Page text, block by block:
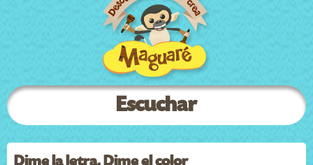
Escuchar
Dime la letra, Dime el color